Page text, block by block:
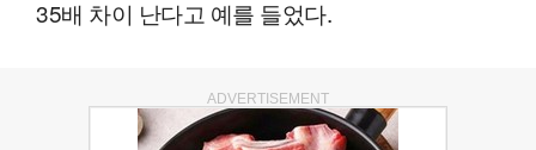
35배 차이 난다고 예를 들었다.
ADVERTISEMENT